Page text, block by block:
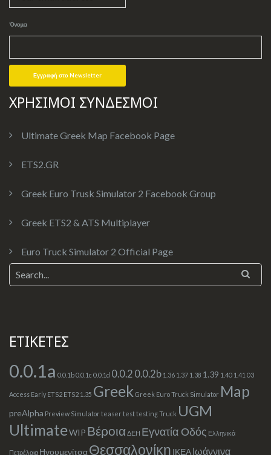
Όνομα
ΧΡΗΣΙΜΟΙ ΣΥΝΔΕΣΜΟΙ
Ultimate Greek Map Facebook Page
ETS2.GR
Greek Euro Trusk Simulator 2 Facebook Group
Greek ETS2 & ATS Multiplayer
Euro Truck Simulator 2 Official Page
ΕΤΙΚΕΤΕΣ
0.0.1a 0.0.1b0.0.1c 0.0.1d 0.0.2 0.0.2b 1.36 1.37 1.38 1.39 1.40 1.41 03
Access Early ETS2 ETS2 1.35 Greek Greek Euro Truck Simulator Map
preAlpha Preview Simulator teaser testtestingTruck UGM
UltimateWIP ΒέροιαΔΕΗ Εγνατία Οδός Ελληνικά
Πετρέλαια ΗγουμενίτσαΘεσσαλονίκη ΙΚΕΑΙωάννινα